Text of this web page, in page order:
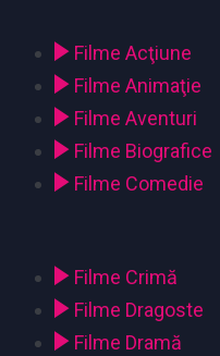
Filme Acţiune
Filme Animaţie
Filme Aventuri
Filme Biografice
Filme Comedie
Filme Crimă
Filme Dragoste
Filme Dramă